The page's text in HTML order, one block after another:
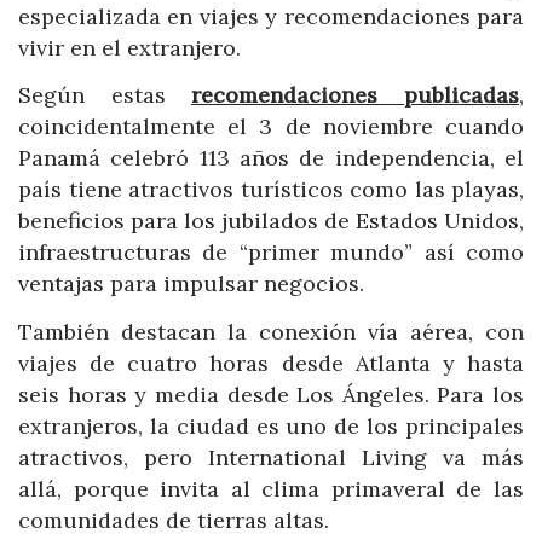
especializada en viajes y recomendaciones para
vivir en el extranjero.
Según estasrecomendaciones publicadas,
coincidentalmente el 3 de noviembre cuando
Panamá celebró 113 años de independencia, el
país tiene atractivos turísticos como las playas,
beneficios para los jubilados de Estados Unidos,
infraestructuras de “primer mundo” así como
ventajas para impulsar negocios.
También destacan la conexión vía aérea, con
viajes de cuatro horas desde Atlanta y hasta
seis horas y media desde Los Ángeles. Para los
extranjeros, la ciudad es uno de los principales
atractivos, pero International Living va más
allá, porque invita al clima primaveral de las
comunidades de tierras altas.